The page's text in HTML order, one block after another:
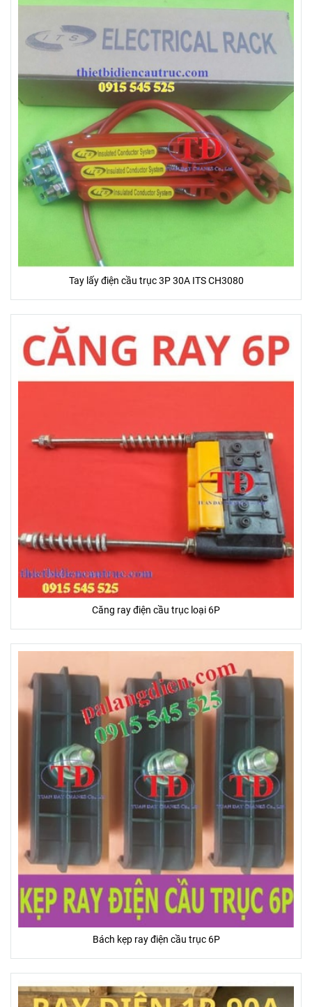
Tay lấy điện cầu trục 3P 30A ITS CH3080
Căng ray điện cầu trục loại 6P
Bách kẹp ray điện cầu trục 6P